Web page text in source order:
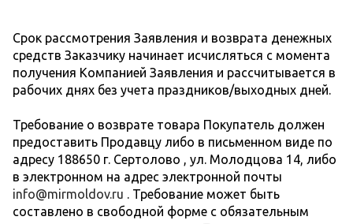
Срок рассмотрения Заявления и возврата денежных
средств Заказчику начинает исчисляться с момента
получения Компанией Заявления и рассчитывается в
рабочих днях без учета праздников/выходных дней.
Требование о возврате товара Покупатель должен
предоставить Продавцу либо в письменном виде по
адресу 188650 г. Сертолово , ул. Молодцова 14, либо
в электронном на адрес электронной почты
info@mirmoldov.ru . Требование может быть
составлено в свободной форме с обязательным